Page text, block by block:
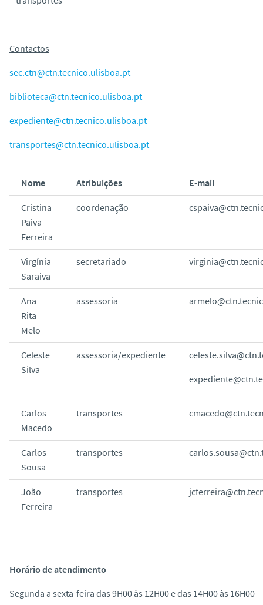
Contactos
sec.ctn@ctn.tecnico.ulisboa.pt
biblioteca@ctn.tecnico.ulisboa.pt
expediente@ctn.tecnico.ulisboa.pt
transportes@ctn.tecnico.ulisboa.pt
Nome Atribuições E-mail
Cristina
Paiva
Ferreira
coordenação
Virgínia
Saraiva
secretariado
Ana
Rita
Melo
assessoria
Celeste
Silva
assessoria/expediente
Carlos
Macedo
transportes
Carlos
Sousa
transportes
João
Ferreira
transportes
Horário de atendimento
Segunda a sexta-feira das 9H00 às 12H00 e das 14H00 às 16H00